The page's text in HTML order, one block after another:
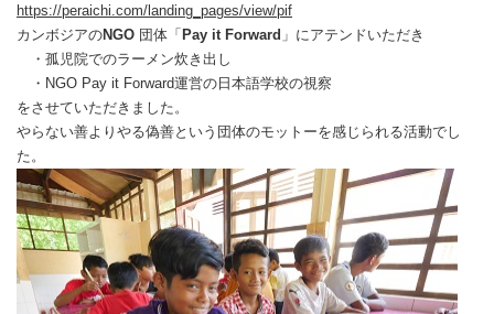
https://peraichi.com/landing_pages/view/pif
カンボジアのNGO 団体「 Pay it Forward 」にアテンドいただき
・孤児院でのラーメン炊き出し
・NGO Pay it Forward運営の日本語学校の視察
をさせていただきました。
やらない善よりやる偽善という団体のモットーを感じられる活動でし
た。